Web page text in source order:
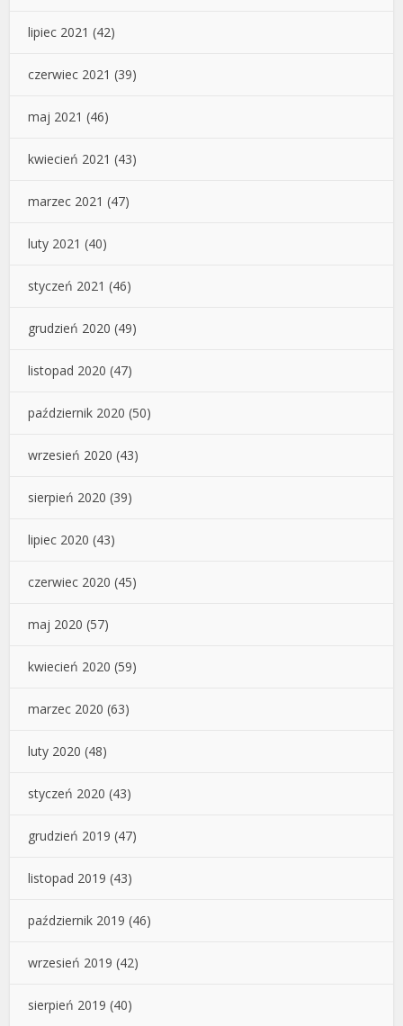
lipiec 2021 (42)
czerwiec 2021 (39)
maj 2021 (46)
kwiecień 2021 (43)
marzec 2021 (47)
luty 2021 (40)
styczeń 2021 (46)
grudzień 2020 (49)
listopad 2020 (47)
październik 2020 (50)
wrzesień 2020 (43)
sierpień 2020 (39)
lipiec 2020 (43)
czerwiec 2020 (45)
maj 2020 (57)
kwiecień 2020 (59)
marzec 2020 (63)
luty 2020 (48)
styczeń 2020 (43)
grudzień 2019 (47)
listopad 2019 (43)
październik 2019 (46)
wrzesień 2019 (42)
sierpień 2019 (40)